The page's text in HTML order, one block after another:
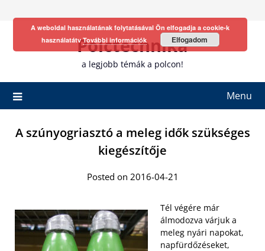
Polctechnika
a legjobb témák a polcon!
Menu
A szúnyogriasztó a meleg idők szükséges
kiegészítője
Posted on 2016-04-21
Tél végére már
álmodozva várjuk a
meleg nyári napokat,
napfürdőzéseket,
A weboldal használatának folytatásával Ön elfogadja a cookie-k
használatátvTovábbi információk Elfogadom